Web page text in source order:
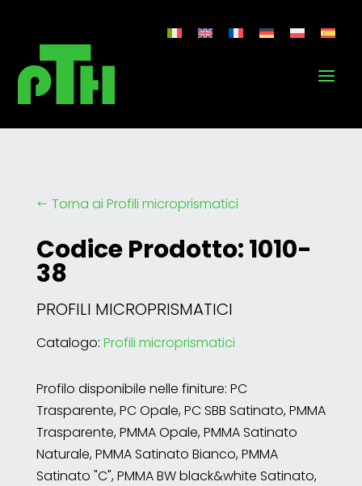
# Torna ai Profili microprismatici
Codice Prodotto: 1010-
38
PROFILI MICROPRISMATICI
Catalogo: Profili microprismatici
Profilo disponibile nelle finiture: PC
Trasparente, PC Opale, PC SBB Satinato, PMMA
Trasparente, PMMA Opale, PMMA Satinato
Naturale, PMMA Satinato Bianco, PMMA
Satinato "C", PMMA BW black&white Satinato,